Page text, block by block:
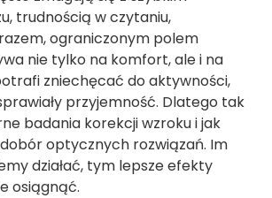
trudnością w czytaniu,
ograniczonym polem
nie tylko na komfort, ale i na
zniechęcać do aktywności,
przyjemność. Dlatego tak
badania korekcji wzroku i jak
dobór optycznych rozwiązań. Im
działać, tym lepsze efekty
osiągnąć.